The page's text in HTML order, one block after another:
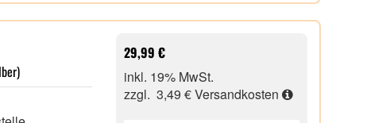
29,99 €
inkl. 19% MwSt.
zzgl. 3,49 €Versandkosten